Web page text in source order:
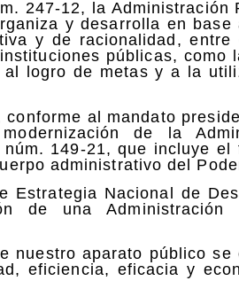
247-12, la Administración
y desarrolla en base
y de racionalidad, entre
públicas, como
logro de metas y a la
al mandato
de la
149-21, que incluye el
administrativo del
Estrategia Nacional de
de una Administración
nuestro aparato público se
eficiencia, eficacia y